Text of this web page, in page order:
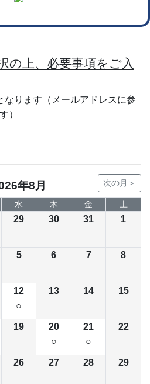
の上、必要事項をご入
ります（メールアドレスに参
）
年8月 次の月＞
水 木 金 土
29 30 31 1
5 6 7 8
12
○
13 14 15
19
20
○
21
○
22
26 27 28 29